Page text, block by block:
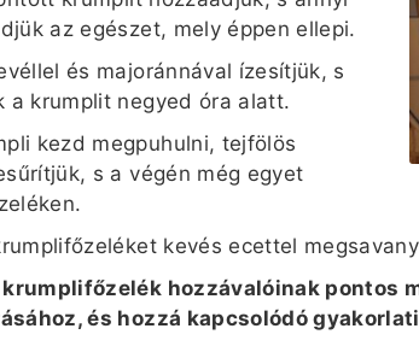
az egészet, mely éppen ellepi.
és majoránnával ízesítjük, s
a krumplit negyed óra alatt.
kezd megpuhulni, tejfölös
s a végén még egyet
kevés ecettel
hozzávalóinak pontos
és hozzá kapcsolódó